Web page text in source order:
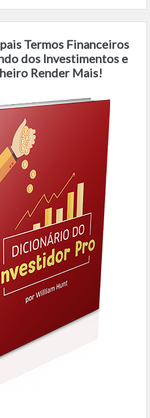
Termos Financeiros
dos Investimentos e
Render Mais!